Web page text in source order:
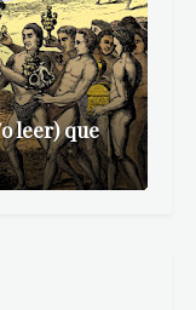
leer) que